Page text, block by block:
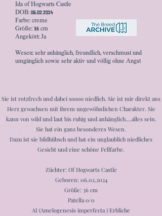
Sie ist rotzfrech und dabei soooo niedlich. Sie ist mir direkt ans
Herz gewachsen mit ihrem ungewöhnlichen Charakter. Sie
kann von wild und laut bis ruhig und anhänglich....alles sein.
Sie hat ein ganz besonderes Wesen.
Dazu ist sie bildhübsch und hat ein unglaublich niedliches
Gesicht und eine schöne Fellfarbe.
Züchter: Of Hogwarts Castle
Geboren: 06.02.2024
Größe: 36 cm
Patella 0/0
AI (Amelogenesis imperfecta ) Erbliche
Ida of Hogwarts Castle
DOB: 06.02.2024
Farbe: creme
Größe: 35 cm
Angekört: Ja
Wesen: sehr anhänglich, freundlich, verschmust und
umgänglich sowie sehr aktiv und völlig ohne Angst